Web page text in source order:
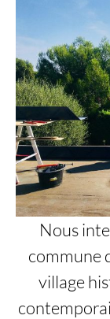
Nous
commune
village